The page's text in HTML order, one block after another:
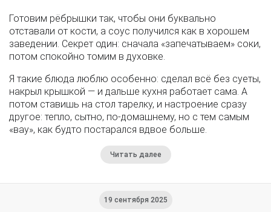
Готовим рёбрышки так, чтобы они буквально
отставали от кости, а соус получился как в хорошем
заведении. Секрет один: сначала «запечатываем» соки,
потом спокойно томим в духовке.
Я такие блюда люблю особенно: сделал всё без суеты,
накрыл крышкой — и дальше кухня работает сама. А
потом ставишь на стол тарелку, и настроение сразу
другое: тепло, сытно, по-домашнему, но с тем самым
«вау», как будто постарался вдвое больше.
Читать далее
19 сентября 2025